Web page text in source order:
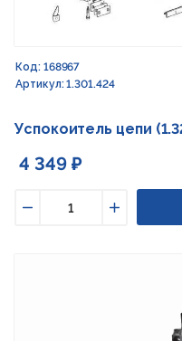
Код: 168967
Артикул: 1.301.424
Успокоитель цепи
4 349 ₽